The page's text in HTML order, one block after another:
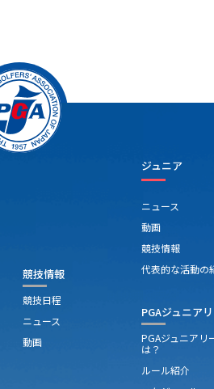
競技情報
競技日程
ニュース
動画
ジュニア
ニュース
動画
競技情報
代表的な活動の
PGAジュニア
PGAジュニアリ
は？
ルール紹介